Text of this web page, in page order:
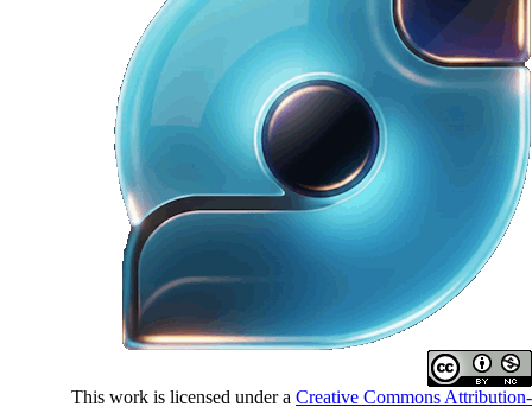
This work is licensed under aCreative Commons